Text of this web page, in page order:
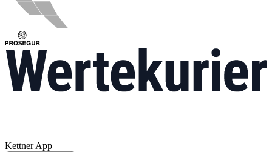
Kettner App